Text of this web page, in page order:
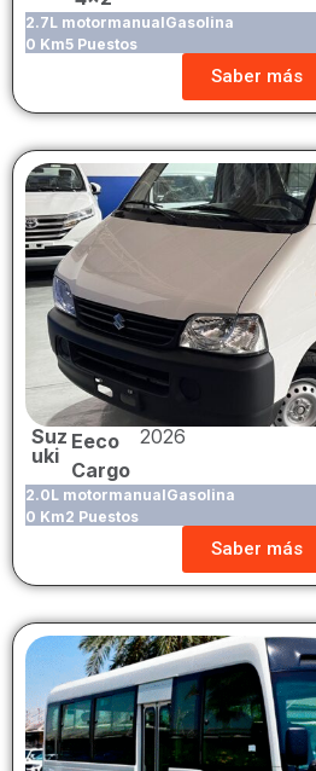
2.7L motormanualGasolina
0 Km5 Puestos
Saber más
Suz
uki
Eeco
Cargo
2026
2.0L motormanualGasolina
0 Km2 Puestos
Saber más